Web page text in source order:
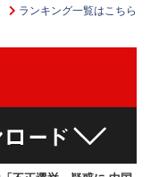
ランキング一覧はこちら